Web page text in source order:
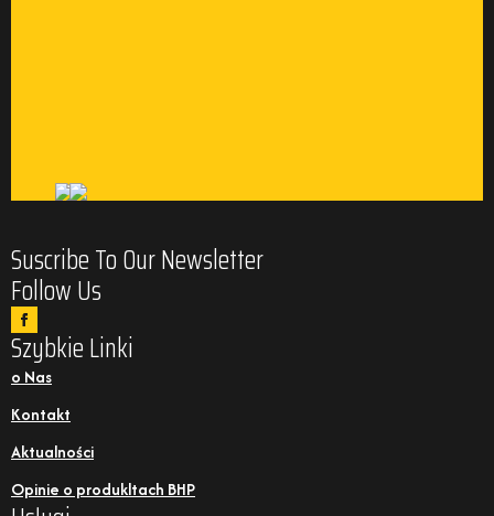
Suscribe To Our Newsletter
Follow Us
Szybkie Linki
o Nas
Kontakt
Aktualności
Opinie o produkltach BHP